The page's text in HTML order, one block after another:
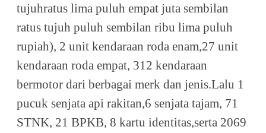
tujuhratus lima puluh empat juta sembilan
ratus tujuh puluh sembilan ribu lima puluh
rupiah), 2 unit kendaraan roda enam,27 unit
kendaraan roda empat, 312 kendaraan
bermotor dari berbagai merk dan jenis.Lalu 1
pucuk senjata api rakitan,6 senjata tajam, 71
STNK, 21 BPKB, 8 kartu identitas,serta 2069